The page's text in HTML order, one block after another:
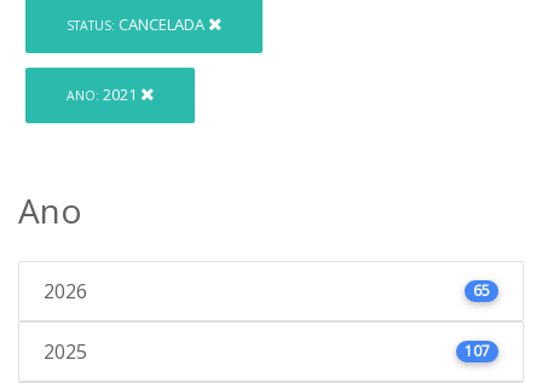
STATUS: CANCELADA
ANO: 2021
Ano
2026 65
2025 107